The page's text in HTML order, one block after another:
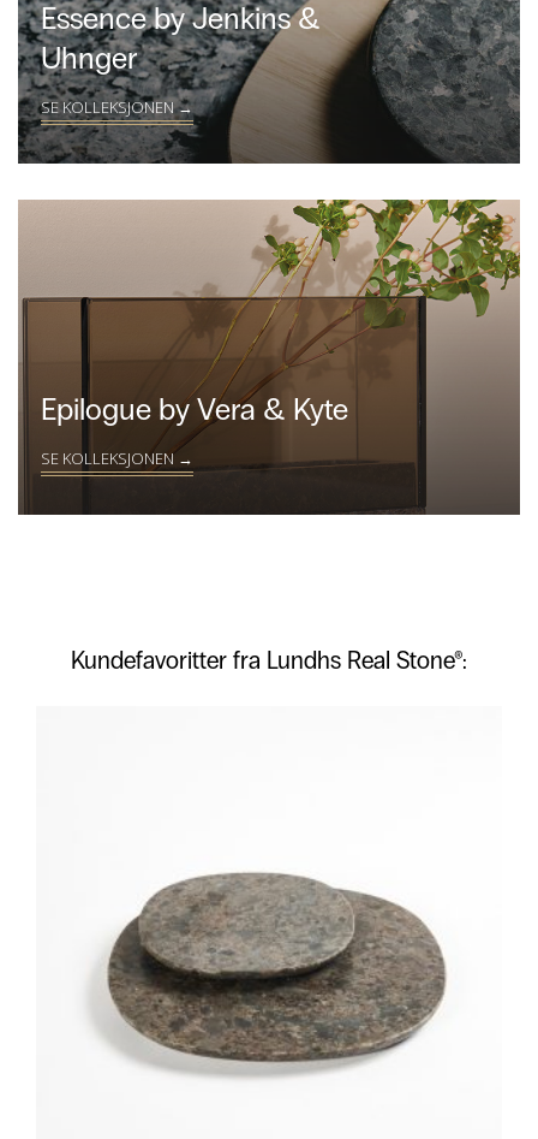
Essence by Jenkins &
Uhnger
SE KOLLEKSJONEN →
Epilogue by Vera & Kyte
SE KOLLEKSJONEN →
Kundefavoritter fra Lundhs Real Stone®: